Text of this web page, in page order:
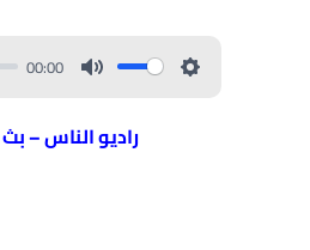
00:00
راديو الناس –